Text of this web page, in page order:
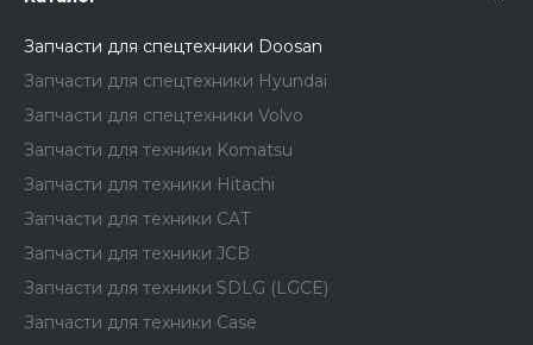
Запчасти для спецтехники Doosan
Запчасти для спецтехники Hyundai
Запчасти для спецтехники Volvo
Запчасти для техники Komatsu
Запчасти для техники Hitachi
Запчасти для техники CAT
Запчасти для техники JCB
Запчасти для техники SDLG (LGCE)
Запчасти для техники Case